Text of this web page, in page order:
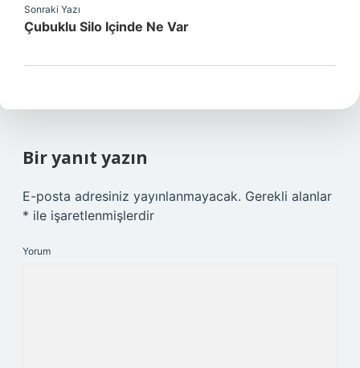
Sonraki Yazı
Çubuklu Silo Içinde Ne Var
Bir yanıt yazın
E-posta adresiniz yayınlanmayacak. Gerekli alanlar
* ile işaretlenmişlerdir
Yorum